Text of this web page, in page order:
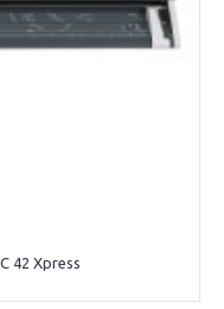
42 Xpress